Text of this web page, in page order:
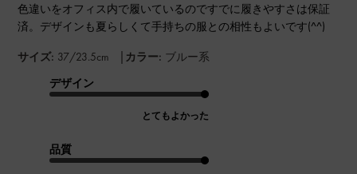
色違いをオフィス内で履いているのですでに履きやすさは保証
済。デザインも夏らしくて手持ちの服との相性もよいです(^^)
サイズ: 37/23.5cm | カラー: ブルー系
デザイン
とてもよかった
品質